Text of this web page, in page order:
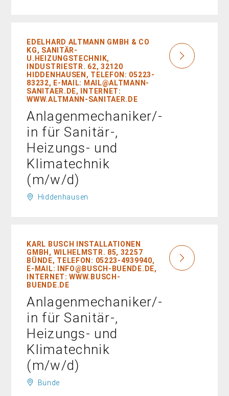
EDELHARD ALTMANN GMBH & CO
KG, SANITÄR-
U.HEIZUNGSTECHNIK,
INDUSTRIESTR. 62, 32120
HIDDENHAUSEN, TELEFON: 05223-
83232, E-MAIL: MAIL@ALTMANN-
SANITAER.DE, INTERNET:
WWW.ALTMANN-SANITAER.DE
Anlagenmechaniker/-
in für Sanitär-,
Heizungs- und
Klimatechnik
(m/w/d)
Hiddenhausen
KARL BUSCH INSTALLATIONEN
GMBH, WILHELMSTR. 85, 32257
BÜNDE, TELEFON: 05223-4939940,
E-MAIL: INFO@BUSCH-BUENDE.DE,
INTERNET: WWW.BUSCH-
BUENDE.DE
Anlagenmechaniker/-
in für Sanitär-,
Heizungs- und
Klimatechnik
(m/w/d)
Bünde